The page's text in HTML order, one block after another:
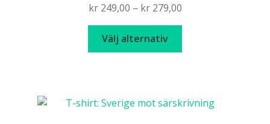
kr249,00 – kr279,00Price
range:
through
Välj alternativ
varianter.